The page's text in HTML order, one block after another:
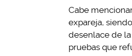
Cabe
expareja,
desenlace de
pruebas que